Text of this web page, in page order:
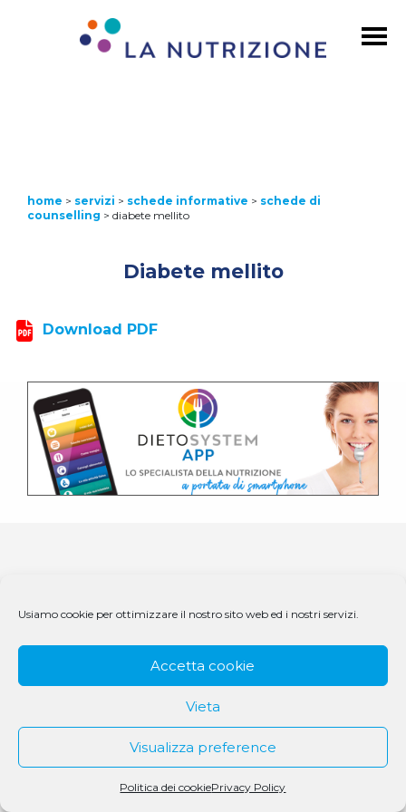
Usiamo cookie per ottimizzare il nostro sito web ed i nostri servizi.
Accetta cookie
Vieta
Visualizza preference
Politica dei cookiePrivacy Policy
home > servizi > schede informative > schede di
counselling > diabete mellito
Diabete mellito
Download PDF
07979550154